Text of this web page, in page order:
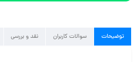
توضیحات سوالات کاربران نقد و بررسی